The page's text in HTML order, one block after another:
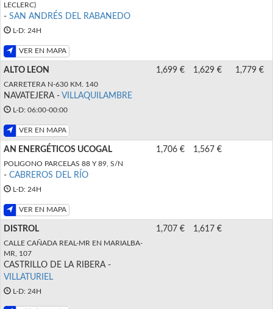
LECLERC)
- SAN ANDRÉS DEL RABANEDO
L-D: 24H
VER EN MAPA
ALTO LEON
CARRETERA N-630 KM. 140
NAVATEJERA - VILLAQUILAMBRE
L-D: 06:00-00:00
VER EN MAPA
1,699 € 1,629 € 1,779 €
AN ENERGÉTICOS UCOGAL
POLIGONO PARCELAS 88 Y 89, S/N
- CABREROS DEL RÍO
L-D: 24H
VER EN MAPA
1,706 € 1,567 €
DISTROL
CALLE CAÑADA REAL-MR EN MARIALBA-
MR, 107
CASTRILLO DE LA RIBERA -
VILLATURIEL
L-D: 24H
1,707 € 1,617 €